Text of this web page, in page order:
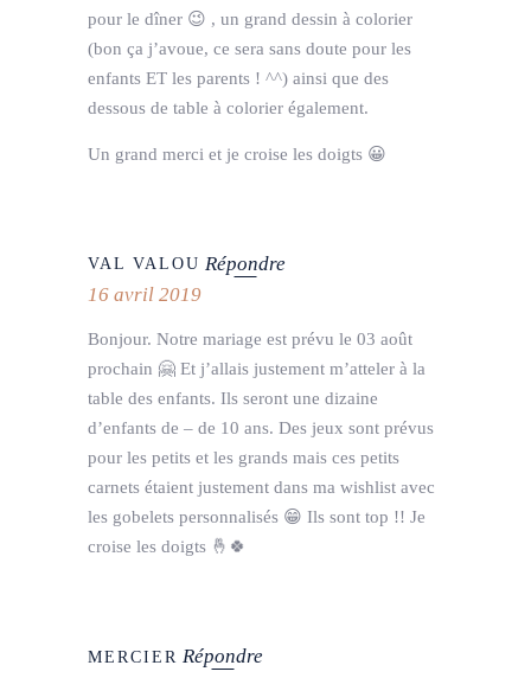
pour le dîner 😉 , un grand dessin à colorier
(bon ça j’avoue, ce sera sans doute pour les
enfants ET les parents ! ^^) ainsi que des
dessous de table à colorier également.
Un grand merci et je croise les doigts 😀
VAL VALOU Répondre
16 avril 2019
Bonjour. Notre mariage est prévu le 03 août
prochain 🤗 Et j’allais justement m’atteler à la
table des enfants. Ils seront une dizaine
d’enfants de – de 10 ans. Des jeux sont prévus
pour les petits et les grands mais ces petits
carnets étaient justement dans ma wishlist avec
les gobelets personnalisés 😁 Ils sont top !! Je
croise les doigts 🤞🍀
MERCIER Répondre